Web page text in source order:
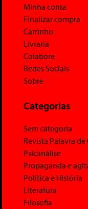
Minha conta
Finalizar compra
Carrinho
Livraria
Colabore
Redes Sociais
Sobre
Categorias
Sem categoria
Revista Palavra
Psicanálise
Propaganda e
Política e História
Literatura
Filosofia